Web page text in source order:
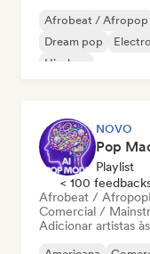
Afrobeat / Afropop
Dream pop
Hip-hop
NOVO
Playlist
< 100
Afrobeat / Afropop
Comercial /
Adicionar artistas